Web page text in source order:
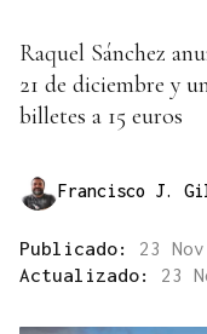
Raquel Sánchez
21 de diciembre y
billetes a 15 euros
Francisco J.
Publicado: 23
Actualizado: 23